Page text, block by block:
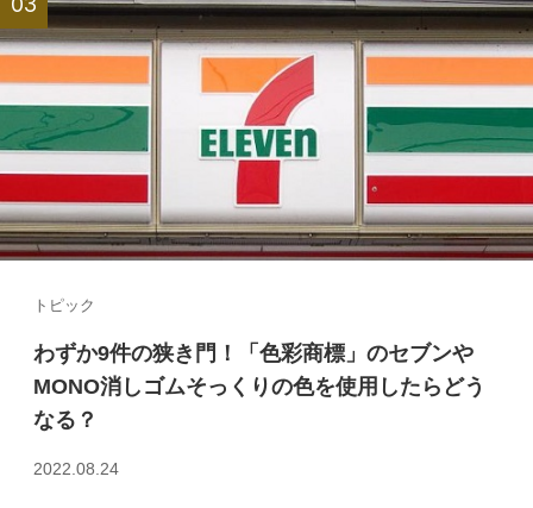
トピック
わずか9件の狭き門！「色彩商標」のセブンや
MONO消しゴムそっくりの色を使用したらどう
なる？
2022.08.24